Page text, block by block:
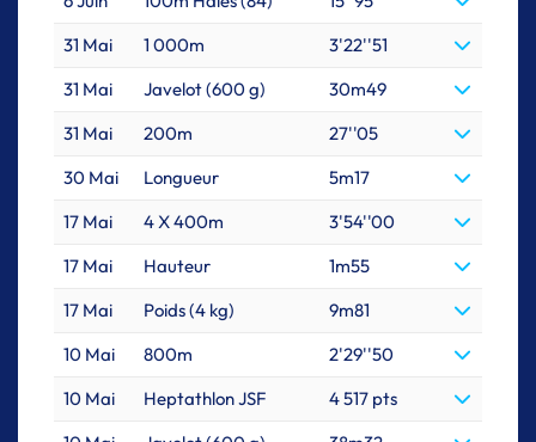
31 Mai
1 000m
3'22''51
31 Mai
Javelot (600 g)
30m49
31 Mai
200m
27''05
30 Mai
Longueur
5m17
17 Mai
4 X 400m
3'54''00
17 Mai
Hauteur
1m55
17 Mai
Poids (4 kg)
9m81
10 Mai
800m
2'29''50
10 Mai
Heptathlon JSF
4 517 pts